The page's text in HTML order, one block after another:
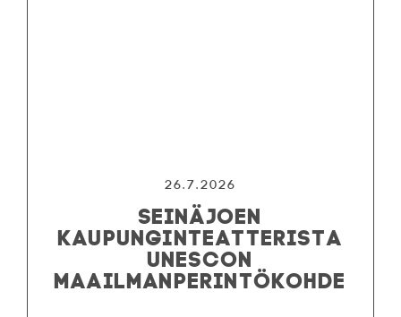
26.7.2026
SEINÄJOEN
KAUPUNGINTEATTERISTA
UNESCON
MAAILMANPERINTÖKOHDE